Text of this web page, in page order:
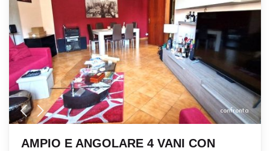
confronta
AMPIO E ANGOLARE 4 VANI CON